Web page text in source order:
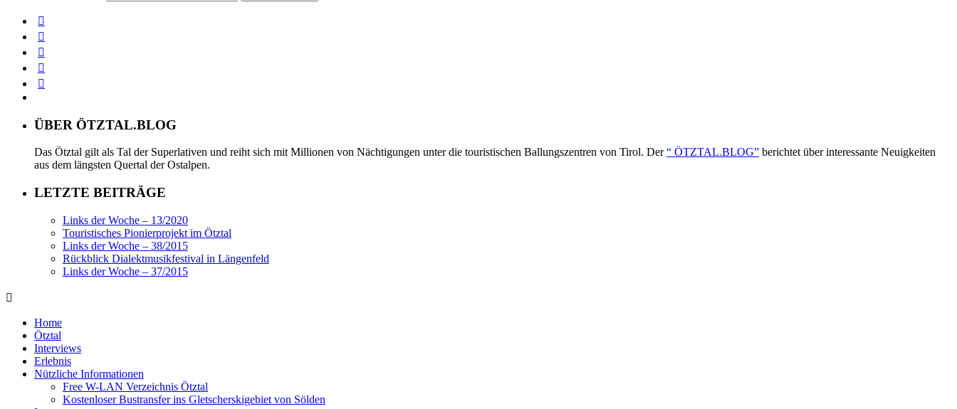
ÜBER ÖTZTAL.BLOG
Das Ötztal gilt als Tal der Superlativen und reiht sich mit Millionen von Nächtigungen unter die touristischen Ballungszentren von Tirol. Der“ ÖTZTAL.BLOG” berichtet über interessante Neuigkeiten
aus dem längsten Quertal der Ostalpen.
LETZTE BEITRÄGE
Links der Woche – 13/2020
Touristisches Pionierprojekt im Ötztal
Links der Woche – 38/2015
Rückblick Dialektmusikfestival in Längenfeld
Links der Woche – 37/2015
Home
Ötztal
Interviews
Erlebnis
Nützliche Informationen
Free W-LAN Verzeichnis Ötztal
Kostenloser Bustransfer ins Gletscherskigebiet von Sölden